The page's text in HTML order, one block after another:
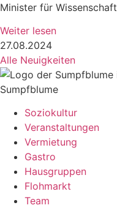
Minister für Wissenschaft
Weiter lesen
27.08.2024
Alle Neuigkeiten
Sumpfblume
Soziokultur
Veranstaltungen
Vermietung
Gastro
Hausgruppen
Flohmarkt
Team